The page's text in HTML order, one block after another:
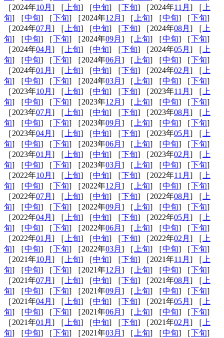
［2024年10月 ] ［上旬] ［中旬] ［ 下旬] ［2024年11月 ] ［上
旬] ［中旬] ［ 下旬] ［2024年12月 ] ［上旬] ［中旬] ［ 下旬]
［2024年07月 ] ［上旬] ［中旬] ［ 下旬] ［2024年08月 ] ［上
旬] ［中旬] ［ 下旬] ［2024年09月 ] ［上旬] ［中旬] ［ 下旬]
［2024年04月 ] ［上旬] ［中旬] ［ 下旬] ［2024年05月 ] ［上
旬] ［中旬] ［ 下旬] ［2024年06月 ] ［上旬] ［中旬] ［ 下旬]
［2024年01月 ] ［上旬] ［中旬] ［ 下旬] ［2024年02月 ] ［上
旬] ［中旬] ［ 下旬] ［2024年03月 ] ［上旬] ［中旬] ［ 下旬]
［2023年10月 ] ［上旬] ［中旬] ［ 下旬] ［2023年11月 ] ［上
旬] ［中旬] ［ 下旬] ［2023年12月 ] ［上旬] ［中旬] ［ 下旬]
［2023年07月 ] ［上旬] ［中旬] ［ 下旬] ［2023年08月 ] ［上
旬] ［中旬] ［ 下旬] ［2023年09月 ] ［上旬] ［中旬] ［ 下旬]
［2023年04月 ] ［上旬] ［中旬] ［ 下旬] ［2023年05月 ] ［上
旬] ［中旬] ［ 下旬] ［2023年06月 ] ［上旬] ［中旬] ［ 下旬]
［2023年01月 ] ［上旬] ［中旬] ［ 下旬] ［2023年02月 ] ［上
旬] ［中旬] ［ 下旬] ［2023年03月 ] ［上旬] ［中旬] ［ 下旬]
［2022年10月 ] ［上旬] ［中旬] ［ 下旬] ［2022年11月 ] ［上
旬] ［中旬] ［ 下旬] ［2022年12月 ] ［上旬] ［中旬] ［ 下旬]
［2022年07月 ] ［上旬] ［中旬] ［ 下旬] ［2022年08月 ] ［上
旬] ［中旬] ［ 下旬] ［2022年09月 ] ［上旬] ［中旬] ［ 下旬]
［2022年04月 ] ［上旬] ［中旬] ［ 下旬] ［2022年05月 ] ［上
旬] ［中旬] ［ 下旬] ［2022年06月 ] ［上旬] ［中旬] ［ 下旬]
［2022年01月 ] ［上旬] ［中旬] ［ 下旬] ［2022年02月 ] ［上
旬] ［中旬] ［ 下旬] ［2022年03月 ] ［上旬] ［中旬] ［ 下旬]
［2021年10月 ] ［上旬] ［中旬] ［ 下旬] ［2021年11月 ] ［上
旬] ［中旬] ［ 下旬] ［2021年12月 ] ［上旬] ［中旬] ［ 下旬]
［2021年07月 ] ［上旬] ［中旬] ［ 下旬] ［2021年08月 ] ［上
旬] ［中旬] ［ 下旬] ［2021年09月 ] ［上旬] ［中旬] ［ 下旬]
［2021年04月 ] ［上旬] ［中旬] ［ 下旬] ［2021年05月 ] ［上
旬] ［中旬] ［ 下旬] ［2021年06月 ] ［上旬] ［中旬] ［ 下旬]
［2021年01月 ] ［上旬] ［中旬] ［ 下旬] ［2021年02月 ] ［上
旬] ［中旬] ［ 下旬] ［2021年03月 ] ［上旬] ［中旬] ［ 下旬]